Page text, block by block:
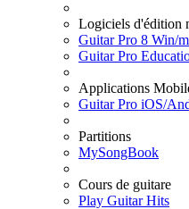
Logiciels d'édition
Guitar Pro 8 Win/
Guitar Pro
Applications
Guitar Pro iOS/
Partitions
MySongBook
Cours de guitare
Play Guitar Hits